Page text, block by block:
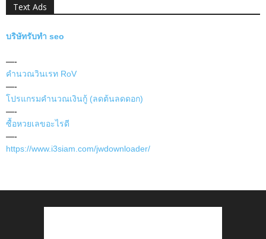
Text Ads
บริษัทรับทำ seo
—-
คำนวณวินเรท RoV
—-
โปรแกรมคำนวณเงินกู้ (ลดต้นลดดอก)
—-
ซื้อหวยเลขอะไรดี
—-
https://www.i3siam.com/jwdownloader/